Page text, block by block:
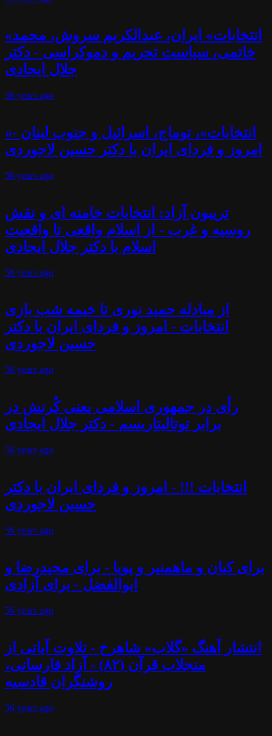
«انتخابات» ایران، عبدالکریم سروش، محمد
خاتمی، سیاست تحریم و دموکراسی - دکتر
جلال ایجادی
56 years ago
«انتخابات»، توماج، اسرائیل و جنوب لبنان -
امروز و فردای ایران با دکتر حسین لاجوردی
56 years ago
تریبون آزاد: انتخابات خامنه ای و نقش
روسیه و غرب - از اسلام واقعی تا واقعیت
اسلام با دکتر جلال ایجادی
56 years ago
از مبادله حمید نوری تا خیمه شب بازی
انتخابات - امروز و فردای ایران با دکتر
حسین لاجوردی
56 years ago
رأی در جمهوری اسلامی یعنی کُرنش در
برابر توتالیتاریسم - دکتر جلال ایجادی
56 years ago
انتخابات !!! - امروز و فردای ایران با دکتر
حسین لاجوردی
56 years ago
برای کیان و ماهمنیر و پویا - برای مجیدرضا و
ابوالفضل - برای آزادی
56 years ago
انتشار آهنگ «گلاب» شاهرخ - تلاوت آیاتی از
منجلاب قرآن (۸۲) - آزاد فارسانی،
روشنگران قادسیه
56 years ago